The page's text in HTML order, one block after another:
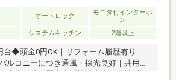
オートロック
モニタ付インターホ
ン
システムキッチン 2階以上
◆頭金0円OK｜リフォーム履歴有り｜
ルコニーにつき通風・採光良好｜共用部